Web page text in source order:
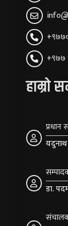
+९७७
हाम्रो
प्रधान
यदुनाथ
डा.